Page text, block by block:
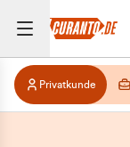
Privatkunde